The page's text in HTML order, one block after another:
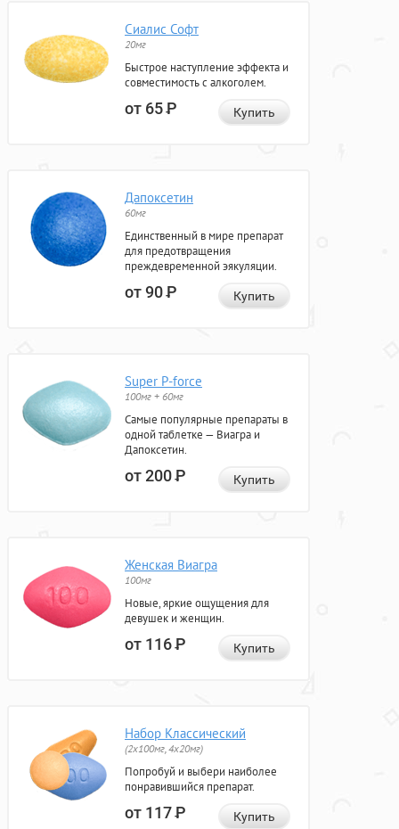
Сиалис Софт
20мг
Быстрое наступление эффекта и
совместимость с алкоголем.
от 65Р Купить
Дапоксетин
60мг
Единственный в мире препарат
для предотвращения
преждевременной эякуляции.
от 90Р Купить
Super P-force
100мг + 60мг
Самые популярные препараты в
одной таблетке — Виагра и
Дапоксетин.
от 200Р Купить
Женская Виагра
100мг
Новые, яркие ощущения для
девушек и женщин.
от 116Р Купить
Набор Классический
(2x100мг, 4x20мг)
Попробуй и выбери наиболее
понравившийся препарат.
от 117Р Купить